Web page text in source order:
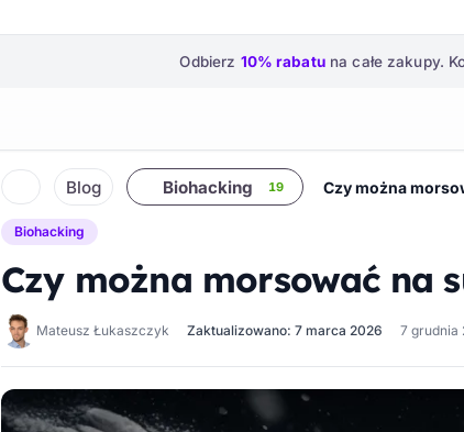
Odbierz 10% rabatuna całe zakupy.
Strona główna
Blog Biohacking 19 Czy można
Biohacking
Czy można morsować na
Mateusz Łukaszczyk Zaktualizowano: 7 marca 2026 7 grudnia